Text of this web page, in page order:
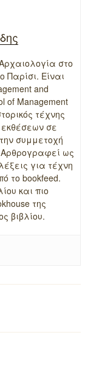
στο
Παρίσι. Είναι
and
of Management
τέχνης
σε
συμμετοχή
ως
για τέχνη
το bookfeed.
και πιο
της
βιβλίου.